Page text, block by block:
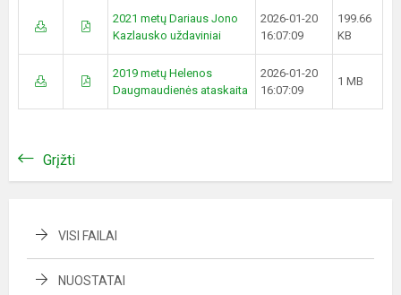
2021 metų Dariaus Jono
Kazlausko uždaviniai
2026-01-20
16:07:09
199.66
KB
2019 metų Helenos
Daugmaudienės ataskaita
2026-01-20
16:07:09
1 MB
Grįžti
VISI FAILAI
NUOSTATAI